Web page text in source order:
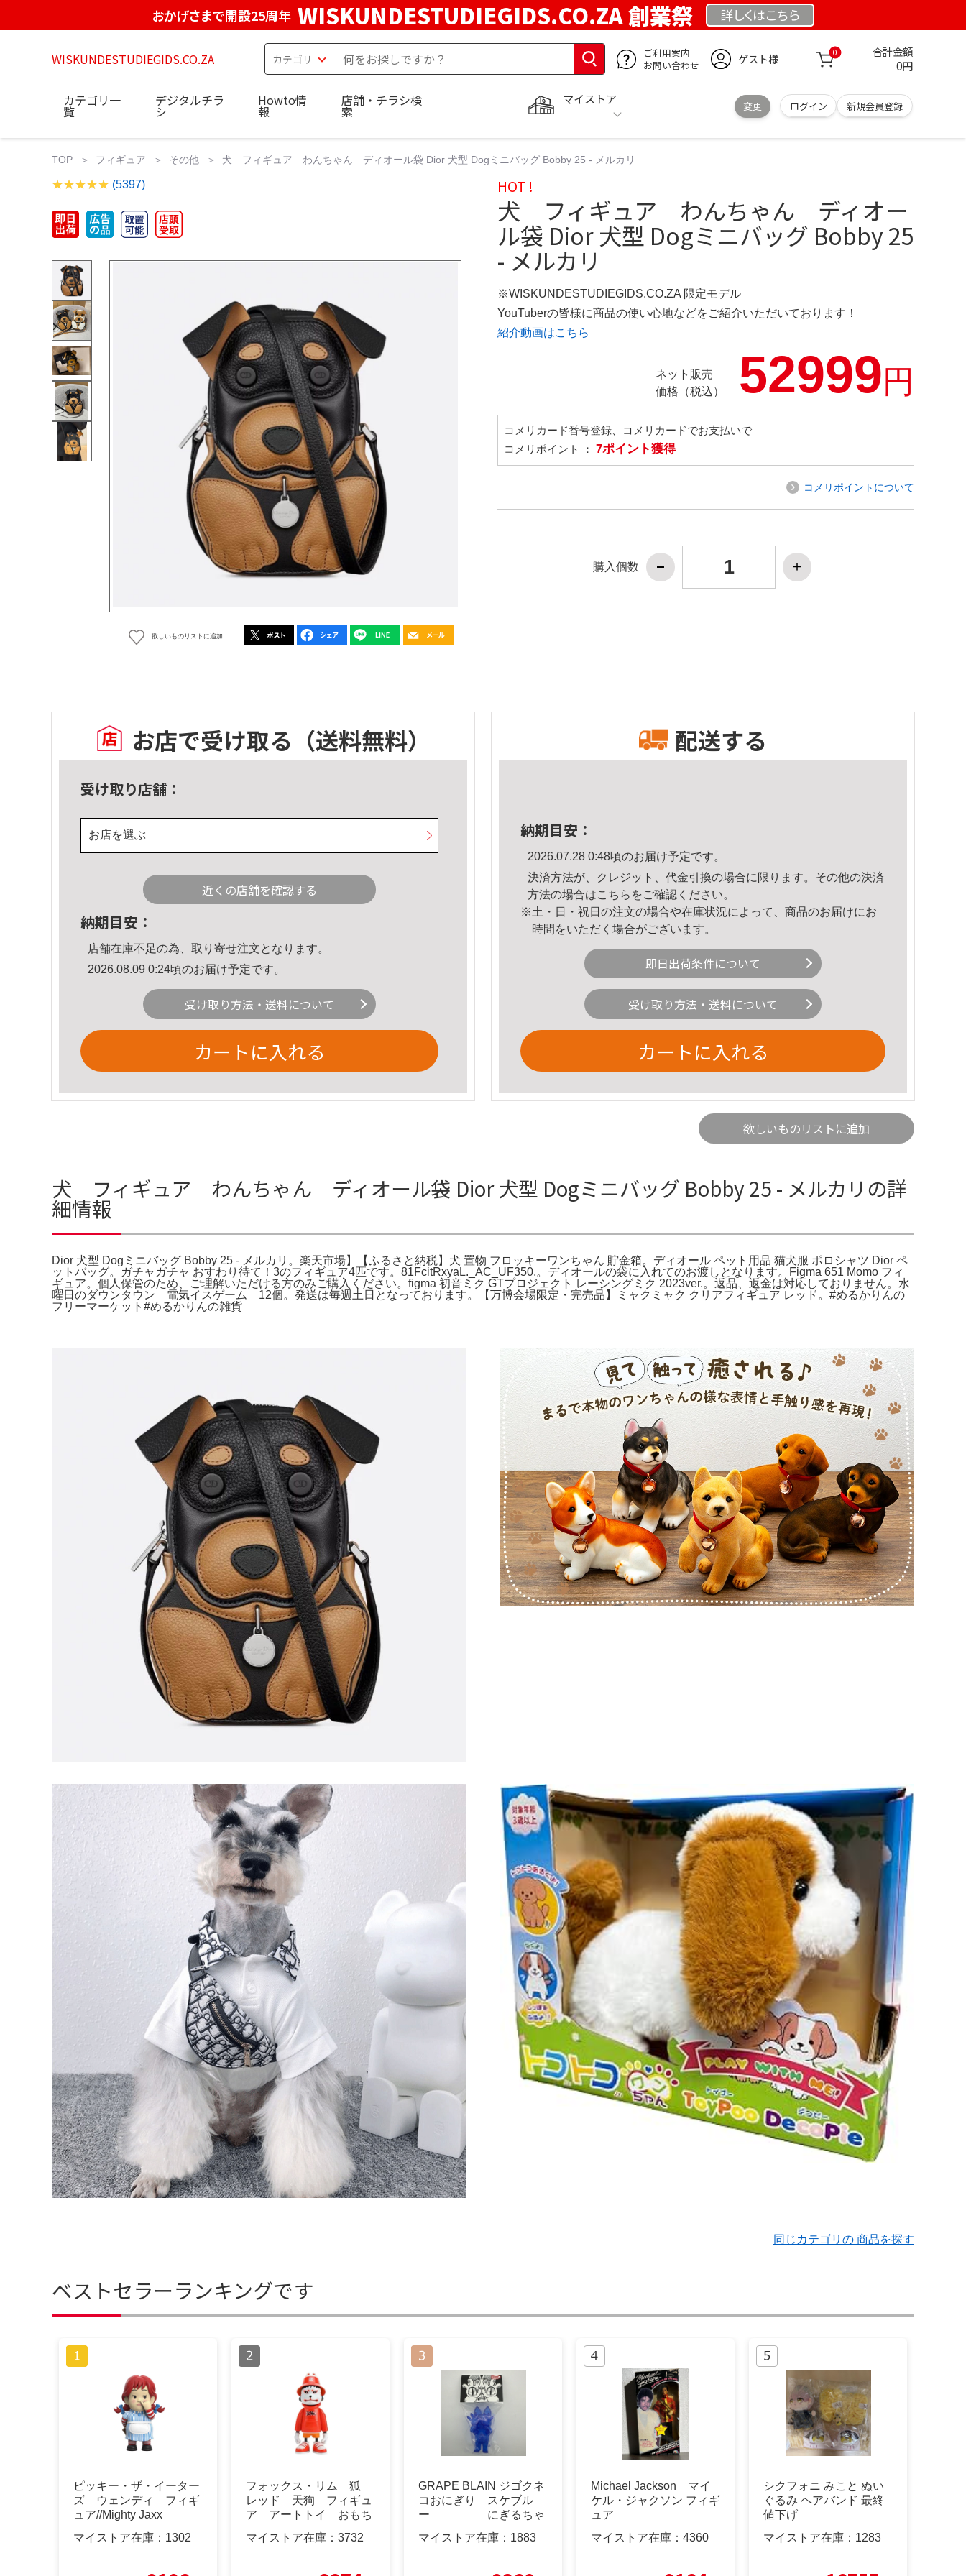
おかげさまで開設25周年 WISKUNDESTUDIEGIDS.CO.ZA 創業祭 詳しくはこちら
WISKUNDESTUDIEGIDS.CO.ZA
ご利用案内
お問い合わせ
ゲスト様 0 合計金額
0円
マイストア
変更 ログイン 新規会員登録
カテゴリ一
覧
デジタルチラ
シ
Howto情
報
店舗・チラシ検
索
TOP フィギュア その他 犬 フィギュア わんちゃん ディオール袋 Dior 犬型 Dogミニバッグ Bobby 25 - メルカリ
(5397)
欲しいものリストに追加
HOT !
犬 フィギュア わんちゃん ディオー
ル袋 Dior 犬型 Dogミニバッグ Bobby 25
- メルカリ
※WISKUNDESTUDIEGIDS.CO.ZA 限定モデル
YouTuberの皆様に商品の使い心地などをご紹介いただいております！
紹介動画はこちら
ネット販売
価格（税込）
52999円
コメリカード番号登録、コメリカードでお支払いで
コメリポイント ： 7ポイント獲得
コメリポイントについて
購入個数
お店で受け取る （送料無料）
受け取り店舗：
お店を選ぶ
近くの店舗を確認する
納期目安：
店舗在庫不足の為、取り寄せ注文となります。
2026.08.09 0:24頃のお届け予定です。
受け取り方法・送料について
カートに入れる
配送する
納期目安：
2026.07.28 0:48頃のお届け予定です。
決済方法が、クレジット、代金引換の場合に限ります。その他の決済
方法の場合はこちら をご確認ください。
※土・日・祝日の注文の場合や在庫状況によって、商品のお届けにお
時間をいただく場合がございます。
即日出荷条件について
受け取り方法・送料について
カートに入れる
欲しいものリストに追加
犬 フィギュア わんちゃん ディオール袋 Dior 犬型 Dogミニバッグ Bobby 25 - メルカリの詳
細情報
Dior 犬型 Dogミニバッグ Bobby 25 - メルカリ。楽天市場】【ふるさと納税】犬 置物 フロッキーワンちゃん 貯金箱。ディオール ペット用品 猫犬服 ポロシャツ Dior ペ
ットバッグ。ガチャガチャ おすわり待て！3のフィギュア4匹です。81FcitRxyaL._AC_UF350,。ディオールの袋に入れてのお渡しとなります。Figma 651 Momo フィ
ギュア。個人保管のため、ご理解いただける方のみご購入ください。figma 初音ミク GTプロジェクト レーシングミク 2023ver.。返品、返金は対応しておりません。水
曜日のダウンタウン 電気イスゲーム 12個。発送は毎週土日となっております。【万博会場限定・完売品】ミャクミャク クリアフィギュア レッド。#めるかりんの
フリーマーケット#めるかりんの雑貨
同じカテゴリの 商品を探す
ベストセラーランキングです
ピッキー・ザ・イーター
ズ ウェンディ フィギ
ュア//Mighty Jaxx
マイストア在庫： 1302
フォックス・リム 狐
レッド 天狗 フィギュ
ア アートトイ おもち
マイストア在庫： 3732
GRAPE BLAIN ジゴクネ
コおにぎり スケブル
ー にぎるちゃ
マイストア在庫： 1883
Michael Jackson マイ
ケル・ジャクソン フィギ
ュア
マイストア在庫： 4360
シクフォニ みこと ぬい
ぐるみ ヘアバンド 最終
値下げ
マイストア在庫： 1283